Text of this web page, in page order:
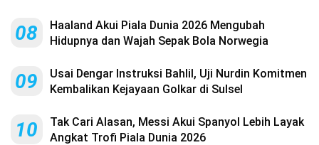
08
Haaland Akui Piala Dunia 2026 Mengubah
Hidupnya dan Wajah Sepak Bola Norwegia
09
Usai Dengar Instruksi Bahlil, Uji Nurdin Komitmen
Kembalikan Kejayaan Golkar di Sulsel
10
Tak Cari Alasan, Messi Akui Spanyol Lebih Layak
Angkat Trofi Piala Dunia 2026